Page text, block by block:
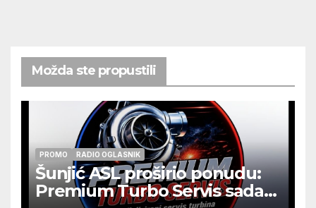
Možda ste propustili
PROMO RADIO OGLASNIK
Šunjić ASL proširio ponudu:
Premium Turbo Servis sada